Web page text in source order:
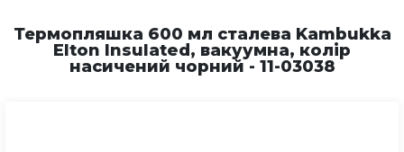
Термопляшка 600 мл сталева Kambukka
Elton Insulated, вакуумна, колір
насичений чорний - 11-03038